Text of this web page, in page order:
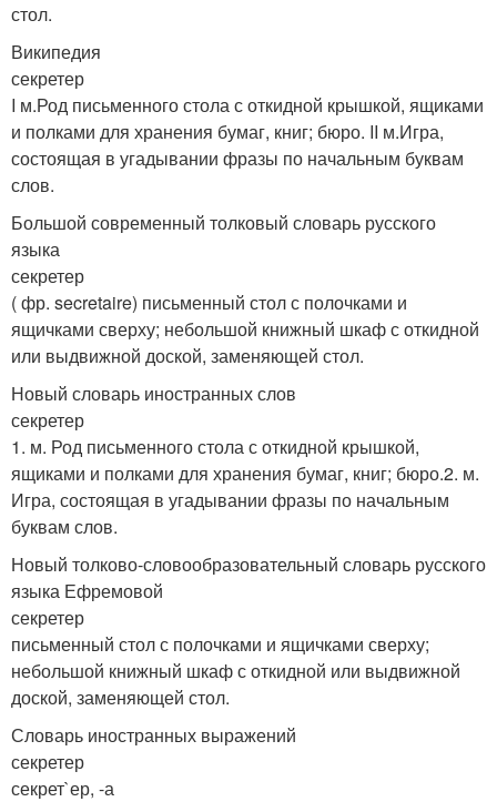
стол.
Википедия
секретер
I м.Род письменного стола с откидной крышкой, ящиками
и полками для хранения бумаг, книг; бюро. II м.Игра,
состоящая в угадывании фразы по начальным буквам
слов.
Большой современный толковый словарь русского
языка
секретер
( фр. secretaire) письменный стол с полочками и
ящичками сверху; небольшой книжный шкаф с откидной
или выдвижной доской, заменяющей стол.
Новый словарь иностранных слов
секретер
1. м. Род письменного стола с откидной крышкой,
ящиками и полками для хранения бумаг, книг; бюро.2. м.
Игра, состоящая в угадывании фразы по начальным
буквам слов.
Новый толково-словообразовательный словарь русского
языка Ефремовой
секретер
письменный стол с полочками и ящичками сверху;
небольшой книжный шкаф с откидной или выдвижной
доской, заменяющей стол.
Словарь иностранных выражений
секретер
секрет`ер, -а